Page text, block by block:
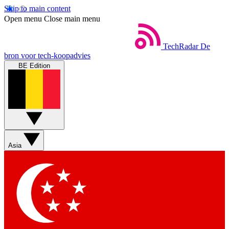
Skip to main content
Open menu Close main menu
TechRadar De
bron voor tech-koopadvies
BE Edition
Asia